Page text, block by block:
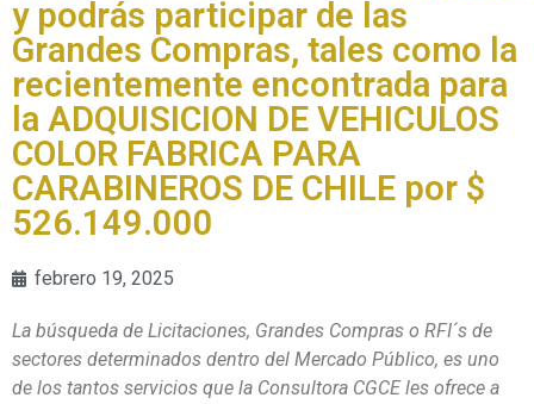
y podrás participar de las
Grandes Compras, tales como la
recientemente encontrada para
la ADQUISICION DE VEHICULOS
COLOR FABRICA PARA
CARABINEROS DE CHILE por $
526.149.000
febrero 19, 2025
La búsqueda de Licitaciones, Grandes Compras o RFI´s de
sectores determinados dentro del Mercado Público, es uno
de los tantos servicios que la Consultora CGCE les ofrece a